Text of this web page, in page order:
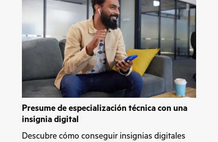
Presume de especialización técnica con una
insignia digital
Descubre cómo conseguir insignias digitales